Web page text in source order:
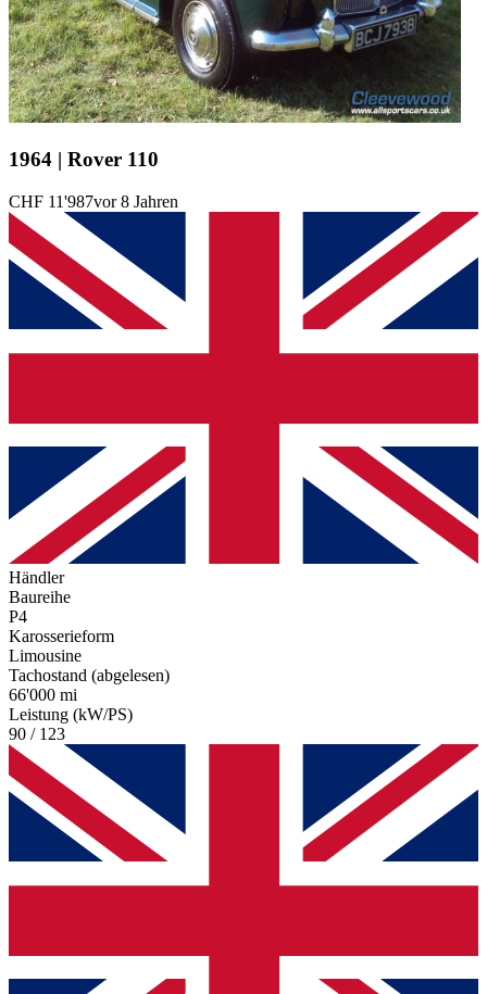
1964 | Rover 110
CHF 11'987vor 8 Jahren
Händler
Baureihe
P4
Karosserieform
Limousine
Tachostand (abgelesen)
66'000 mi
Leistung (kW/PS)
90 / 123